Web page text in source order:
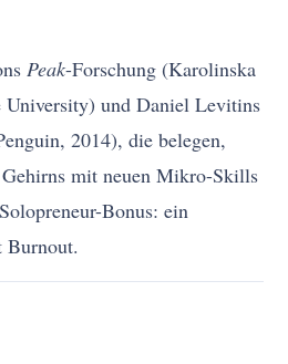
Peak-Forschung (Karolinska
und Daniel Levitins
2014), die belegen,
mit neuen Mikro-Skills
Bonus: ein
Burnout.